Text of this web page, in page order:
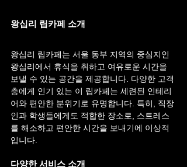
왕십리 립카페 소개
왕십리 립카페는 서울 동부 지역의 중심지인
왕십리에서 휴식을 취하고 여유로운 시간을
보낼 수 있는 공간을 제공합니다. 다양한 고객
층에게 인기 있는 이 립카페는 세련된 인테리
어와 편안한 분위기로 유명합니다. 특히, 직장
인과 학생들에게도 적합한 장소로, 스트레스
를 해소하고 편안한 시간을 보내기에 이상적
입니다.
다양한 서비스 소개